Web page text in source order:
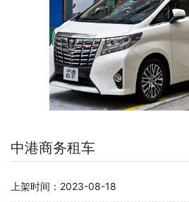
中港商务租车
上架时间：2023-08-18